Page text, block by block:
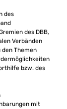
des
des DBB,
Verbänden
Themen
bzw. des
mit